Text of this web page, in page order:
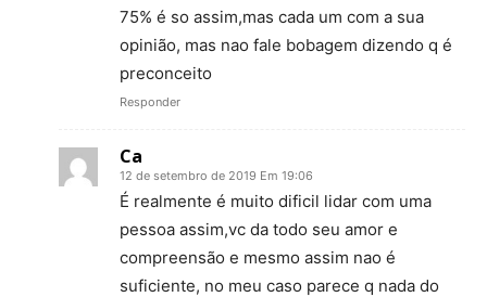
75% é so assim,mas cada um com a sua
opinião, mas nao fale bobagem dizendo q é
preconceito
Responder
Ca
12 de setembro de 2019 Em 19:06
É realmente é muito dificil lidar com uma
pessoa assim,vc da todo seu amor e
compreensão e mesmo assim nao é
suficiente, no meu caso parece q nada do